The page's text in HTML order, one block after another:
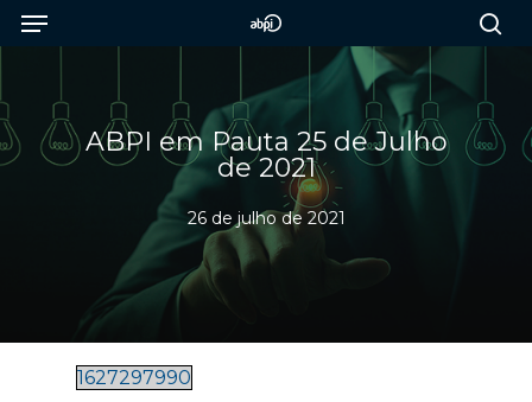
SkipMenu
ABPI em Pauta 25 de Julho
de 2021
26 de julho de 2021
1627297990